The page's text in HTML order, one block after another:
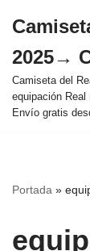
al
contenido
2025→
Camiseta del
equipación Real
Envío gratis
Portada »